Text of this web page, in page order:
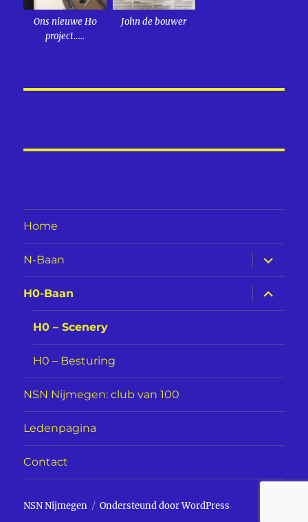
Ons nieuwe H0
project…..
John de bouwer
Home
N-Baan
H0-Baan
H0 – Scenery
H0 – Besturing
NSN Nijmegen: club van 100
Ledenpagina
Contact
NSN Nijmegen Ondersteund door WordPress